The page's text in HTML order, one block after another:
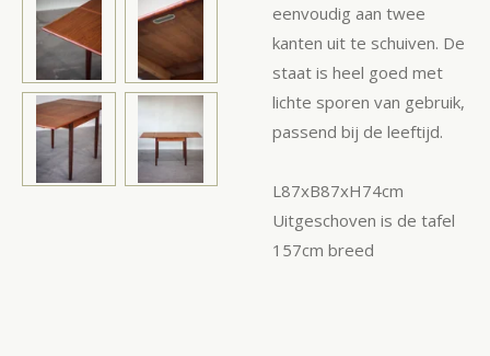
eenvoudig aan twee
kanten uit te schuiven. De
staat is heel goed met
lichte sporen van gebruik,
passend bij de leeftijd.
L87xB87xH74cm
Uitgeschoven is de tafel
157cm breed